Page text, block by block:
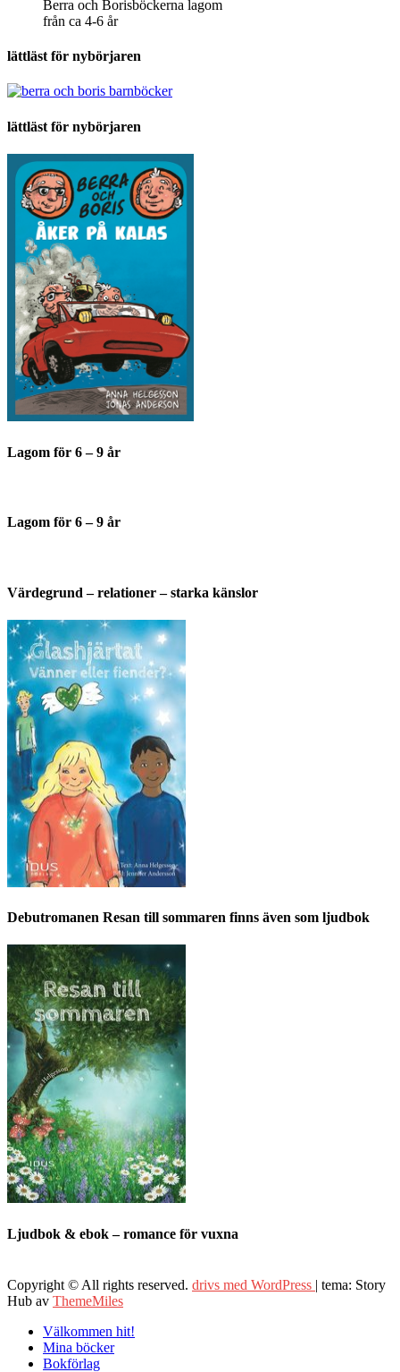
Berra och Borisböckerna lagom
från ca 4-6 år
lättläst för nybörjaren
lättläst för nybörjaren
Lagom för 6 – 9 år
Lagom för 6 – 9 år
Värdegrund – relationer – starka känslor
Debutromanen Resan till sommaren finns även som ljudbok
Ljudbok & ebok – romance för vuxna
Copyright © All rights reserved. drivs med WordPress | tema: Story
Hub av ThemeMiles
Välkommen hit!
Mina böcker
Bokförlag